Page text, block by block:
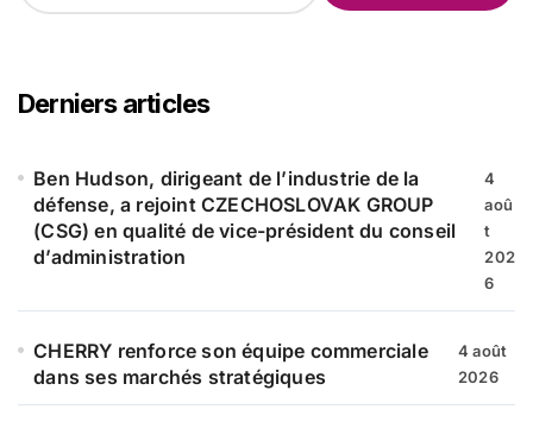
r
c
e
Derniers articles
Ben Hudson, dirigeant de l’industrie de la
défense, a rejoint CZECHOSLOVAK GROUP
(CSG) en qualité de vice-président du conseil
d’administration
4
aoû
t
202
6
CHERRY renforce son équipe commerciale
dans ses marchés stratégiques
4 août
2026